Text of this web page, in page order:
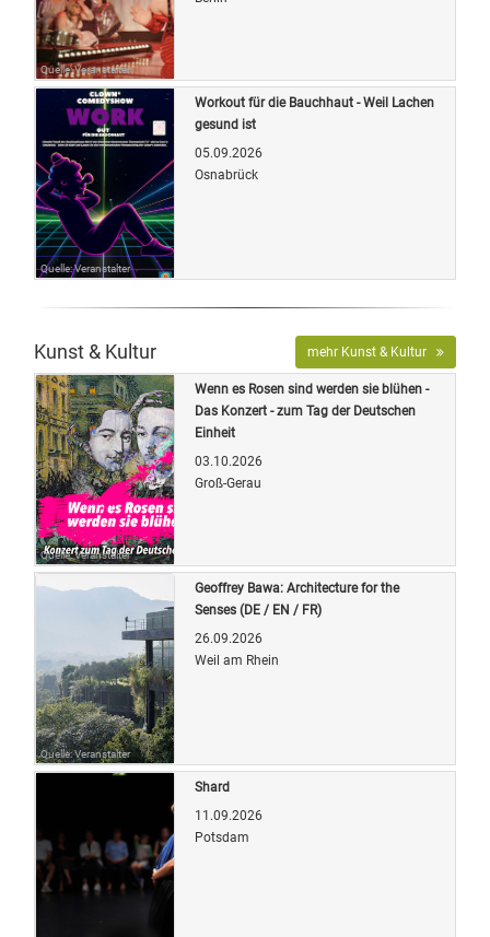
Quelle: Veranstalter
Quelle: Veranstalter
Workout für die Bauchhaut - Weil Lachen
gesund ist
05.09.2026
Osnabrück
Kunst & Kultur mehr Kunst & Kultur
Quelle: Veranstalter
Wenn es Rosen sind werden sie blühen -
Das Konzert - zum Tag der Deutschen
Einheit
03.10.2026
Groß-Gerau
Quelle: Veranstalter
Geoffrey Bawa: Architecture for the
Senses (DE / EN / FR)
26.09.2026
Weil am Rhein
Shard
11.09.2026
Potsdam